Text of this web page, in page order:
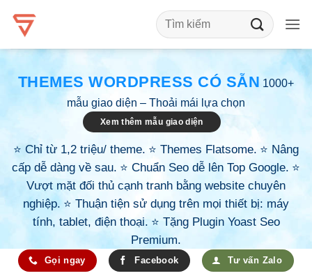
qua
THEMES WORDPRESS CÓ SẴN 1000+
mẫu giao diện – Thoải mái lựa chọn
Xem thêm mẫu giao diện
⭐️ Chỉ từ 1,2 triệu/ theme. ⭐️ Themes Flatsome. ⭐️ Nâng
cấp dễ dàng về sau. ⭐️ Chuẩn Seo dễ lên Top Google. ⭐️
Vượt mặt đối thủ cạnh tranh bằng website chuyên
nghiệp. ⭐️ Thuận tiện sử dụng trên mọi thiết bị: máy
tính, tablet, điện thoại. ⭐️ Tặng Plugin Yoast Seo
Premium.
Gọi ngay Facebook Tư vấn Zalo